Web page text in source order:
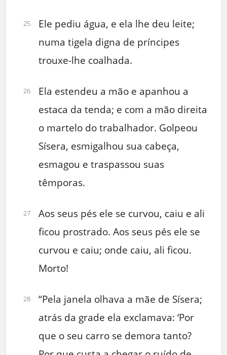
25
Ele pediu água, e ela lhe deu leite;
numa tigela digna de príncipes
trouxe-lhe coalhada.
26
Ela estendeu a mão e apanhou a
estaca da tenda; e com a mão direita
o martelo do trabalhador. Golpeou
Sísera, esmigalhou sua cabeça,
esmagou e traspassou suas
têmporas.
27
Aos seus pés ele se curvou, caiu e ali
ficou prostrado. Aos seus pés ele se
curvou e caiu; onde caiu, ali ficou.
Morto!
28
“Pela janela olhava a mãe de Sísera;
atrás da grade ela exclamava: ‘Por
que o seu carro se demora tanto?